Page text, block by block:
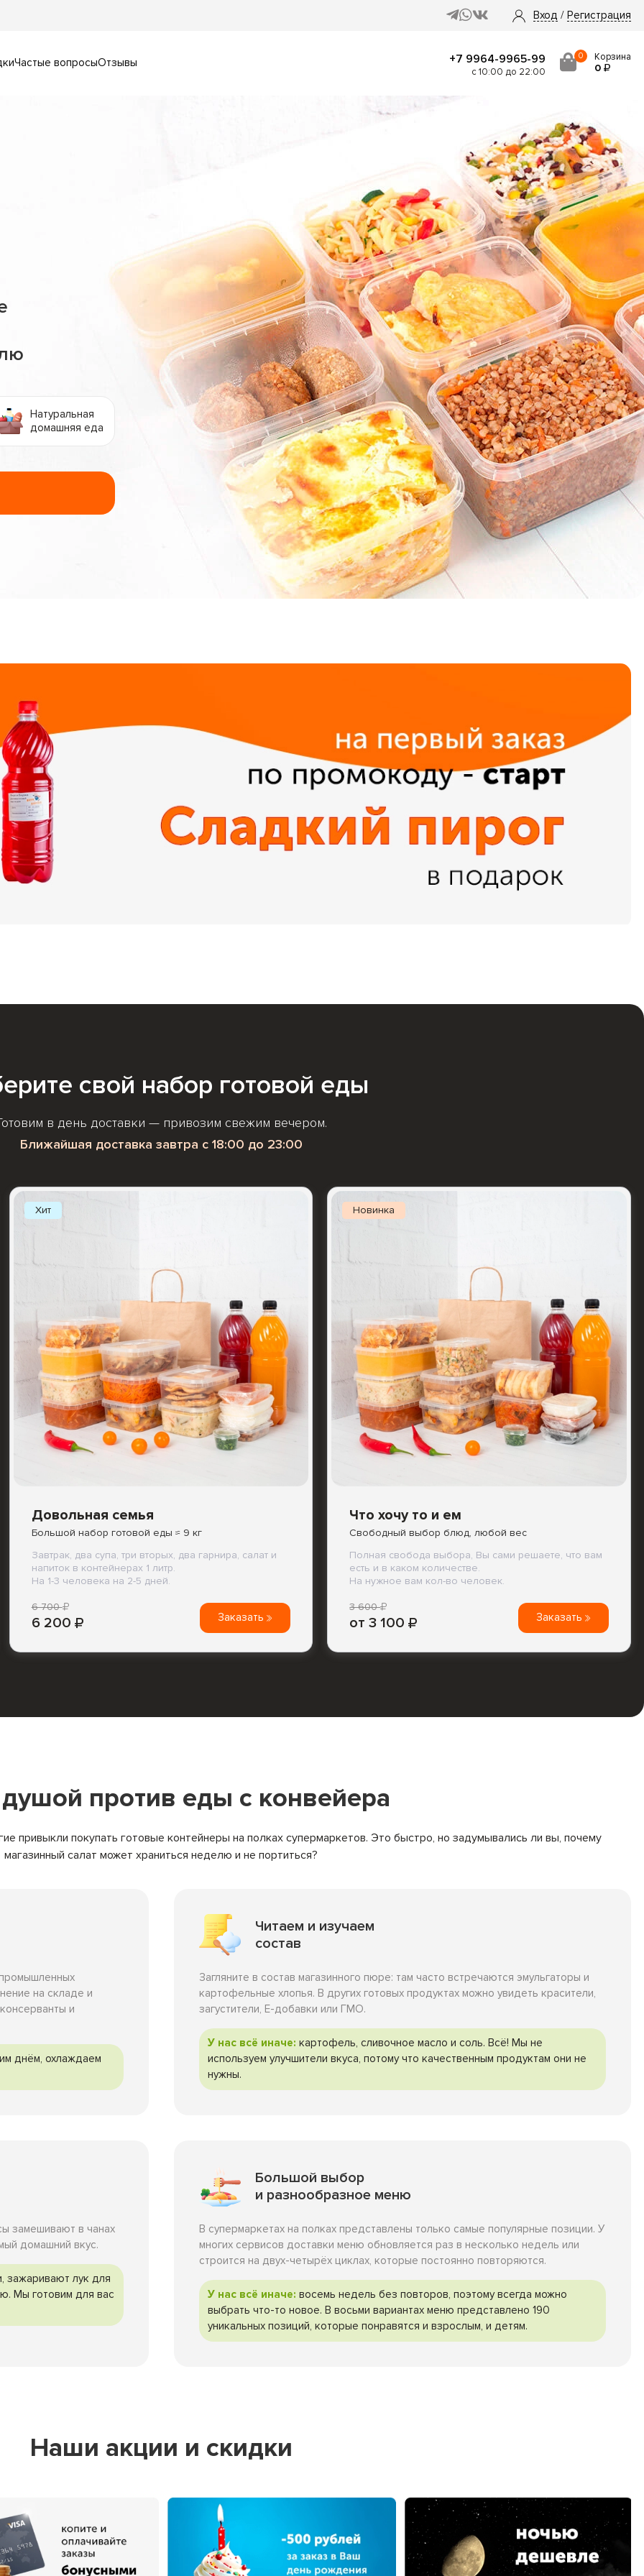
Вход / Регистрация
Частые вопросыОтзывы +7 9964-9965-99
с 10:00 до 22:00
0 Корзина
0
Натуральная
домашняя еда
свой набор готовой еды
в день доставки — привозим свежим вечером.
Ближайшая доставка завтра с 18:00 до 23:00
Хит
Довольная семья
Большой набор готовой еды ≈ 9 кг
Завтрак, два супа, три вторых, два гарнира, салат и
напиток в контейнерах 1 литр.
На 1-3 человека на 2-5 дней.
6 700
6 200 Заказать
Новинка
Что хочу то и ем
Свободный выбор блюд, любой вес
Полная свобода выбора, Вы сами решаете, что вам
есть и в каком количестве.
На нужное вам кол-во человек.
3 600
от 3 100 Заказать
против еды с конвейера
привыкли покупать готовые контейнеры на полках супермаркетов. Это быстро, но задумывались ли вы, почему
магазинный салат может храниться неделю и не портиться?
на складе и
и
днём, охлаждаем
Читаем и изучаем
состав
Загляните в состав магазинного пюре: там часто встречаются эмульгаторы и
картофельные хлопья. В других готовых продуктах можно увидеть красители,
загустители, Е-добавки или ГМО.
У нас всё иначе: картофель, сливочное масло и соль. Всё! Мы не
используем улучшители вкуса, потому что качественным продуктам они не
нужны.
замешивают в чанах
домашний вкус.
зажаривают лук для
Мы готовим для вас
Большой выбор
и разнообразное меню
В супермаркетах на полках представлены только самые популярные позиции. У
многих сервисов доставки меню обновляется раз в несколько недель или
строится на двух-четырёх циклах, которые постоянно повторяются.
У нас всё иначе: восемь недель без повторов, поэтому всегда можно
выбрать что-то новое. В восьми вариантах меню представлено 190
уникальных позиций, которые понравятся и взрослым, и детям.
Наши акции и скидки